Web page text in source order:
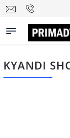
KYANDI